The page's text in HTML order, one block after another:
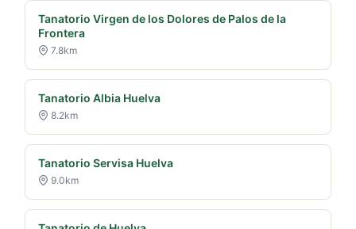
Tanatorio Virgen de los Dolores de Palos de la
Frontera
7.8km
Tanatorio Albia Huelva
8.2km
Tanatorio Servisa Huelva
9.0km